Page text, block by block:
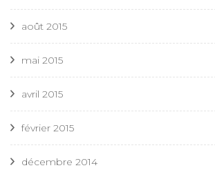
août 2015
mai 2015
avril 2015
février 2015
décembre 2014